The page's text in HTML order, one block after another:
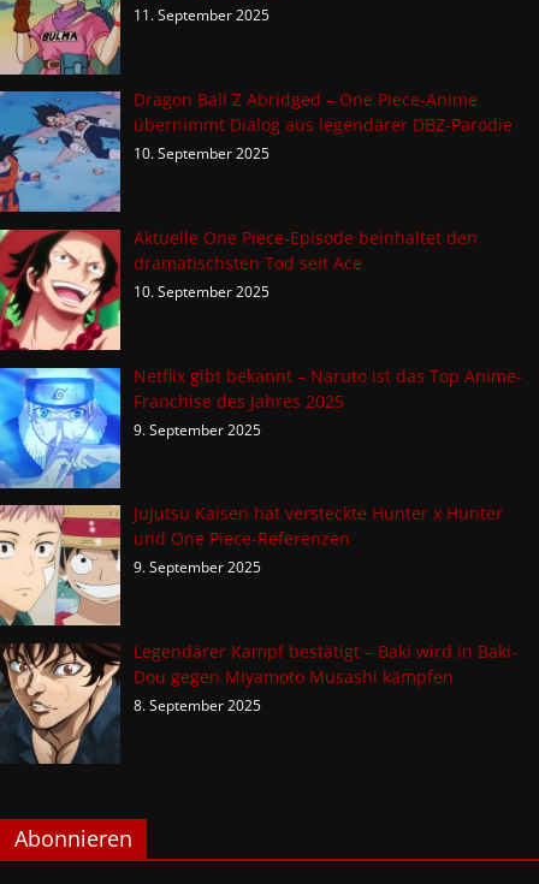
11. September 2025
Dragon Ball Z Abridged – One Piece-Anime
übernimmt Dialog aus legendärer DBZ-Parodie
10. September 2025
Aktuelle One Piece-Episode beinhaltet den
dramatischsten Tod seit Ace
10. September 2025
Netflix gibt bekannt – Naruto ist das Top Anime-
Franchise des Jahres 2025
9. September 2025
Jujutsu Kaisen hat versteckte Hunter x Hunter
und One Piece-Referenzen
9. September 2025
Legendärer Kampf bestätigt – Baki wird in Baki-
Dou gegen Miyamoto Musashi kämpfen
8. September 2025
Abonnieren